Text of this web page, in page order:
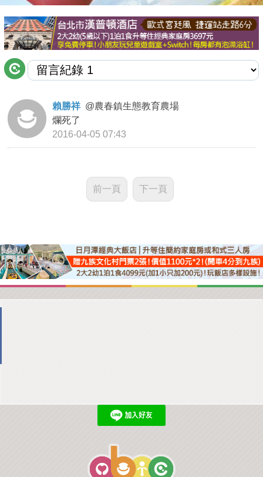
推薦景點
討論區
聯絡我們
APP下載
賴勝祥 @農春鎮生態教育農場
爛死了
2016-04-05 07:43
前一頁 下一頁